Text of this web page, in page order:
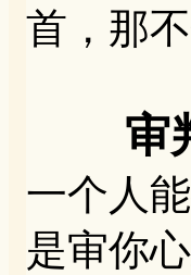
首，那
审
一个人
是审你